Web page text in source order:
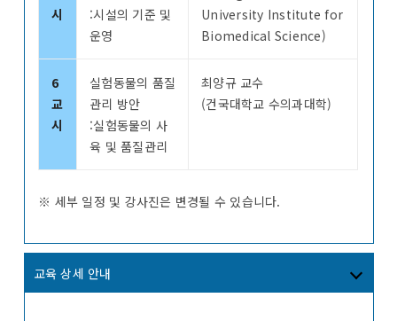
시
:시설의 기준 및
운영
University Institute for
Biomedical Science)
6
교
시
실험동물의 품질
관리 방안
:실험동물의 사
육 및 품질관리
최양규 교수
(건국대학교 수의과대학)
※ 세부 일정 및 강사진은 변경될 수 있습니다.
교육 상세 안내